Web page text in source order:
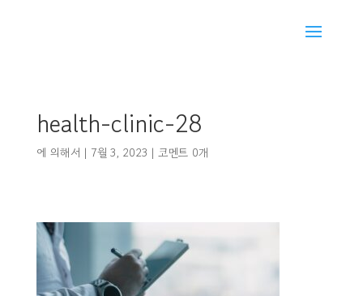
health-clinic-28
에 의해서 | 7월 3, 2023 | 코멘트 0개